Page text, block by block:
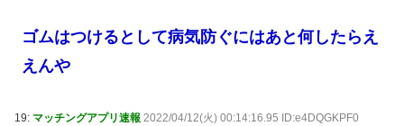
ゴムはつけるとして病気防ぐにはあと何したらえ
えんや
19: マッチングアプリ速報 2022/04/12(火) 00:14:16.95 ID:e4DQGKPF0